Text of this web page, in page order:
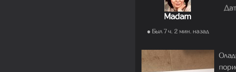
Madam
● Был 7 ч. 2 мин. назад